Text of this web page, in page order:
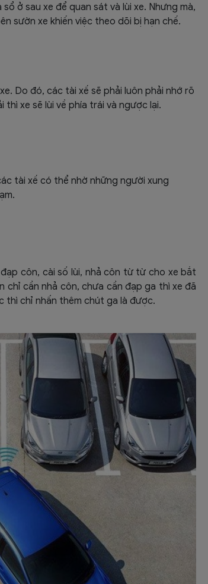
ở sau xe để quan sát và lùi xe. Nhưng mà,
sườn xe khiến việc theo dõi bị hạn chế.
Do đó, các tài xế sẽ phải luôn phải nhớ rõ
thì xe sẽ lùi về phía trái và ngược lại.
tài xế có thể nhờ những người xung
côn, cài số lùi, nhả côn từ từ cho xe bắt
chỉ cần nhả côn, chưa cần đạp ga thì xe đã
thì chỉ nhấn thêm chút ga là được.